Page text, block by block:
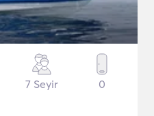
7 Seyir 0